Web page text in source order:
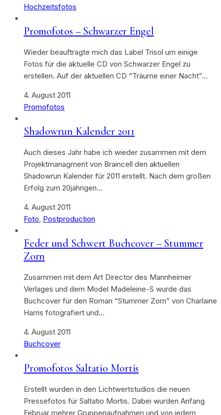
Hochzeitsfotos
Promofotos – Schwarzer Engel
Wieder beauftragte mich das Label Trisol um einige
Fotos für die aktuelle CD von Schwarzer Engel zu
erstellen. Auf der aktuellen CD “Träume einer Nacht”…
4. August 2011
Promofotos
Shadowrun Kalender 2011
Auch dieses Jahr habe ich wieder zusammen mit dem
Projektmanagment von Braincell den aktuellen
Shadowrun Kalender für 2011 erstellt. Nach dem großen
Erfolg zum 20jährigen…
4. August 2011
Foto, Postproduction
Feder und Schwert Buchcover – Stummer
Zorn
Zusammen mit dem Art Director des Mannheimer
Verlages und dem Model Madeleine-S wurde das
Buchcover für den Roman “Stummer Zorn” von Charlaine
Harris fotografiert und…
4. August 2011
Buchcover
Promofotos Saltatio Mortis
Erstellt wurden in den Lichtwertstudios die neuen
Pressefotos für Saltatio Mortis. Dabei wurden Anfang
Februar mehrer Gruppenaufnahmen und von jedem